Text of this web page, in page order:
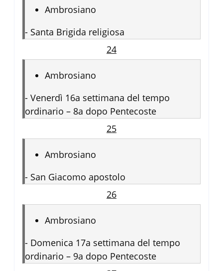
Ambrosiano
- Santa Brigida religiosa
24
Ambrosiano
- Venerdì 16a settimana del tempo
ordinario – 8a dopo Pentecoste
25
Ambrosiano
- San Giacomo apostolo
26
Ambrosiano
- Domenica 17a settimana del tempo
ordinario – 9a dopo Pentecoste